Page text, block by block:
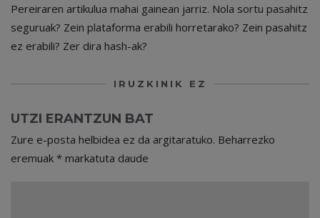
Pereiraren artikulua mahai gainean jarriz. Nola sortu pasahitz
seguruak? Zein plataforma erabili horretarako? Zein pasahitz
ez erabili? Zer dira hash-ak?
IRUZKINIK EZ
UTZI ERANTZUN BAT
Zure e-posta helbidea ez da argitaratuko. Beharrezko
eremuak * markatuta daude